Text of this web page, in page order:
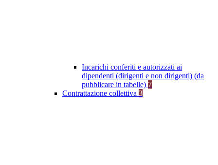
Incarichi conferiti e autorizzati ai
dipendenti (dirigenti e non dirigenti) (da
pubblicare in tabelle) 7
Contrattazione collettiva 3